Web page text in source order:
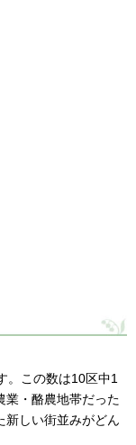
。この数は10区中1
業・酪農地帯だった
新しい街並みがどん